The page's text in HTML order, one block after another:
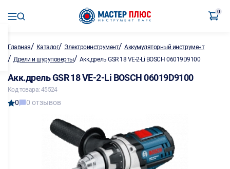
0
Главная/ Каталог/ Электроинструмент/Аккумуляторный инструмент
/ Дрели и шуруповерты/ Акк.дрель GSR 18 VE-2-Li BOSCH 06019D9100
Акк.дрель GSR 18 VE-2-Li BOSCH 06019D9100
Код товара: 45524
0 0 отзывов